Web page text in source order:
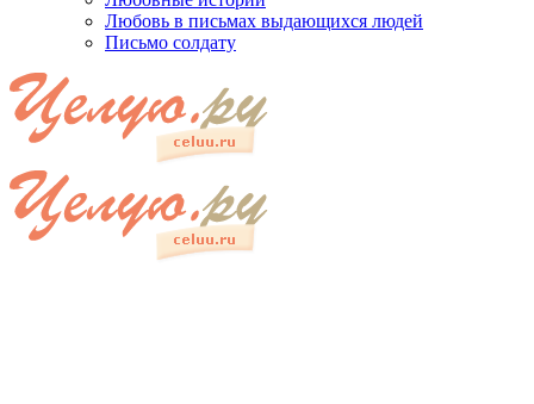
Любовь в письмах выдающихся людей
Письмо солдату